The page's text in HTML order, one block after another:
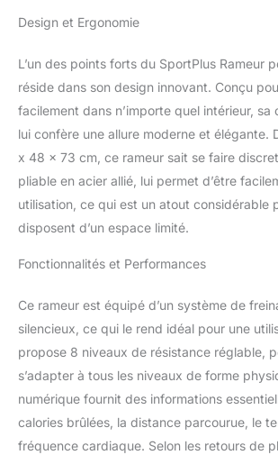
entraînement
plus individuel
progressif.
avec les
pour une
contrôle de
noir ou blanc
!
masse d'inertie
système de
magnétique
entretien
transmission
super fluide et
pour une
Sens la
Design et Ergonomie
L’un des points forts du SportPlus Rameur
réside dans son design innovant. Conçu
facilement dans n’importe quel intérieur, sa
lui confère une allure moderne et élégante.
x 48 x 73 cm, ce rameur sait se faire
pliable en acier allié, lui permet d’être
utilisation, ce qui est un atout considérable
disposent d’un espace limité.
Fonctionnalités et Performances
Ce rameur est équipé d’un système de
silencieux, ce qui le rend idéal pour une
propose 8 niveaux de résistance réglable,
s’adapter à tous les niveaux de forme
numérique fournit des informations
calories brûlées, la distance parcourue, le
fréquence cardiaque. Selon les retours de